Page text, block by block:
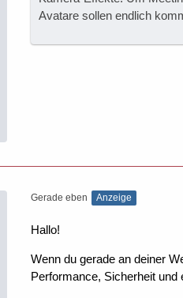
Avatare sollen endlich
Gerade eben Anzeige
Hallo!
Wenn du gerade an deiner
Performance, Sicherheit und